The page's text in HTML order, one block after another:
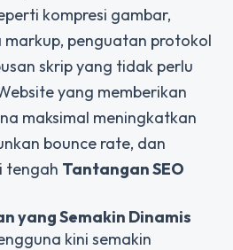
kompresi gambar,
markup, penguatan protokol
skrip yang tidak perlu
yang memberikan
maksimal meningkatkan
bounce rate, dan
tengah Tantangan SEO
yang Semakin Dinamis
kini semakin